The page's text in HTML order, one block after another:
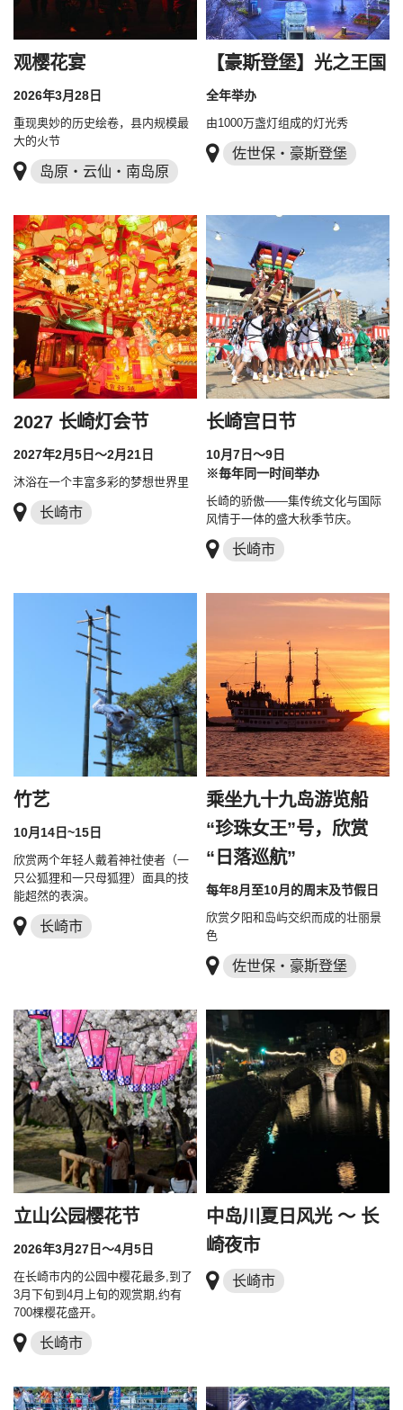
观樱花宴
2026年3月28日
重现奥妙的历史绘卷，县内规模最
大的火节
岛原・云仙・南岛原
【豪斯登堡】光之王国
全年举办
由1000万盏灯组成的灯光秀
佐世保・豪斯登堡
2027 长崎灯会节
2027年2月5日～2月21日
沐浴在一个丰富多彩的梦想世界里
长崎市
长崎宫日节
10月7日～9日
※毎年同一时间举办
长崎的骄傲——集传统文化与国际
风情于一体的盛大秋季节庆。
长崎市
竹艺
10月14日~15日
欣赏两个年轻人戴着神社使者（一
只公狐狸和一只母狐狸）面具的技
能超然的表演。
长崎市
乘坐九十九岛游览船
“珍珠女王”号，欣赏
“日落巡航”
每年8月至10月的周末及节假日
欣赏夕阳和岛屿交织而成的壮丽景
色
佐世保・豪斯登堡
立山公园樱花节
2026年3月27日～4月5日
在长崎市内的公园中樱花最多,到了
3月下旬到4月上旬的观赏期,约有
700棵樱花盛开。
长崎市
中岛川夏日风光 ～ 长
崎夜市
长崎市